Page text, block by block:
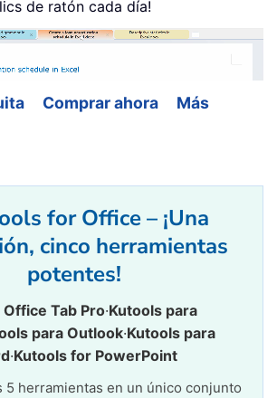
de ratón cada día!
Comprar ahora
Más
for Office – ¡Una
cinco herramientas
potentes!
Office Tab Pro·Kutools para
para Outlook·Kutools para
·Kutools for PowerPoint
5 herramientas en un único conjunto